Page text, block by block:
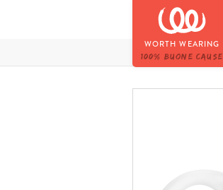
WORTH WEARING
100% BUONE CAUSE